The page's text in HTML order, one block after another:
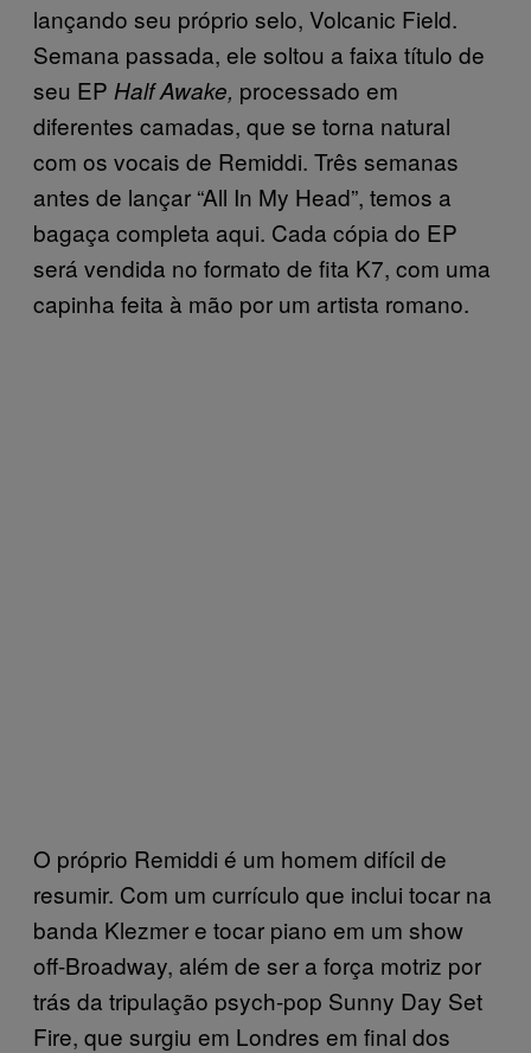
lançando seu próprio selo, Volcanic Field.
Semana passada, ele soltou a faixa título de
seu EP Half Awake, processado em
diferentes camadas, que se torna natural
com os vocais de Remiddi. Três semanas
antes de lançar “All In My Head”, temos a
bagaça completa aqui. Cada cópia do EP
será vendida no formato de fita K7, com uma
capinha feita à mão por um artista romano.
O próprio Remiddi é um homem difícil de
resumir. Com um currículo que inclui tocar na
banda Klezmer e tocar piano em um show
off-Broadway, além de ser a força motriz por
trás da tripulação psych-pop Sunny Day Set
Fire, que surgiu em Londres em final dos